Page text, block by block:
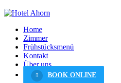
Home
Zimmer
Frühstücksmenü
Kontakt
Über uns
BOOK ONLINE